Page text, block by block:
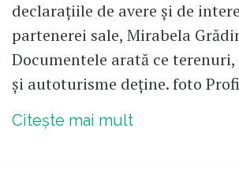
declarațiile de avere și de
partenerei sale, Mirabela
Documentele arată ce
și autoturisme deține. foto
Citește mai mult